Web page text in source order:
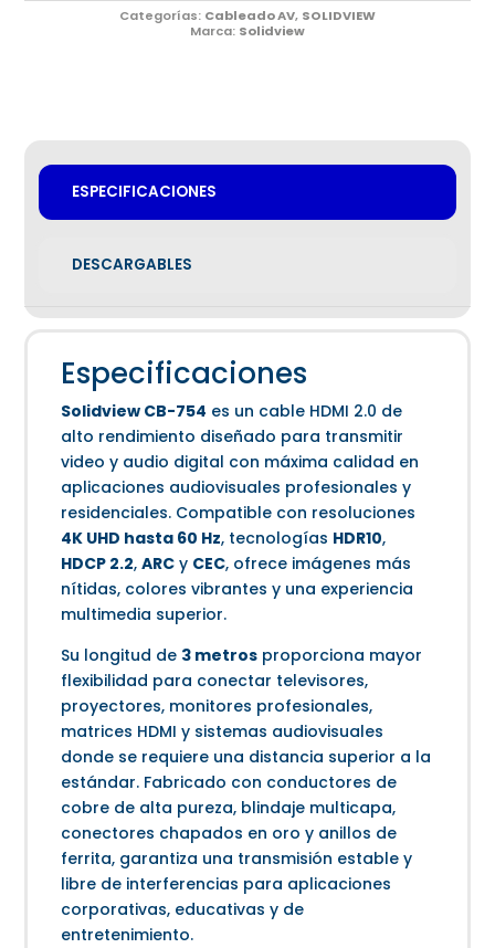
Categorías: Cableado AV, SOLIDVIEW
Marca: Solidview
ESPECIFICACIONES
DESCARGABLES
Especificaciones
Solidview CB-754 es un cable HDMI 2.0 de
alto rendimiento diseñado para transmitir
video y audio digital con máxima calidad en
aplicaciones audiovisuales profesionales y
residenciales. Compatible con resoluciones
4K UHD hasta 60 Hz, tecnologías HDR10,
HDCP 2.2,ARC y CEC, ofrece imágenes más
nítidas, colores vibrantes y una experiencia
multimedia superior.
Su longitud de 3 metros proporciona mayor
flexibilidad para conectar televisores,
proyectores, monitores profesionales,
matrices HDMI y sistemas audiovisuales
donde se requiere una distancia superior a la
estándar. Fabricado con conductores de
cobre de alta pureza, blindaje multicapa,
conectores chapados en oro y anillos de
ferrita, garantiza una transmisión estable y
libre de interferencias para aplicaciones
corporativas, educativas y de
entretenimiento.